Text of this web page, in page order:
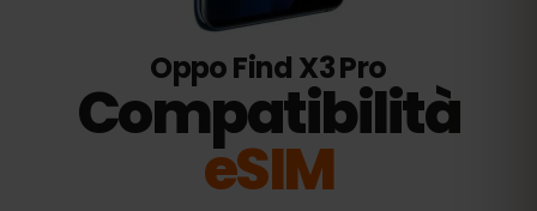
Oppo Find X3 Pro
Compatibilità
eSIM